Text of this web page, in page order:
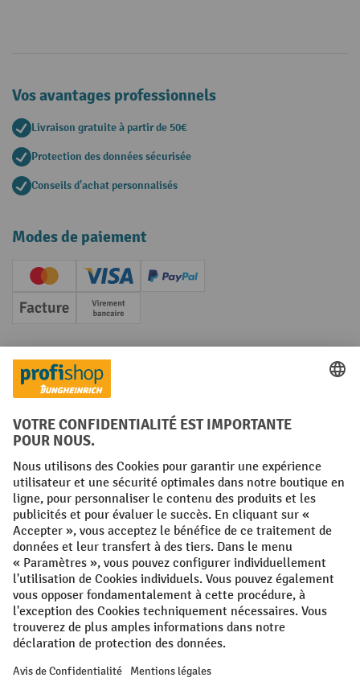
Vos avantages professionnels
Livraison gratuite à partir de 50€
Protection des données sécurisée
Conseils d'achat personnalisés
Modes de paiement
Creditcard (Master)Creditcard (Visa)
PayPal
Facture Paiement anticipé
Réseaux sociaux
Facebook
YouTube
LinkedInInstagram
Conditions générales Mentions légales
Protection des Données Politique de cookies
All prices excl. VAT plusshipping costsand possible delivery charges,
if not stated otherwise.
¹ La remise est valable jusqu'à épuisement des stocks. La remise ne
s'applique pas aux prix spéciaux. Il n'est pas possible de le combiner
avec d'autres réductions en pourcentage ou bons de réduction. | ² Une
réduction unique est offerte lors de la première inscription à la
toute commande d'un montant net minimum de 250 €. Le pourcentage